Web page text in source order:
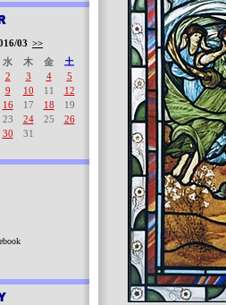
03 >>
水 木 金
土
2 3 4
5
9 10 11
12
16 17 18
19
23 24 25
26
30 31